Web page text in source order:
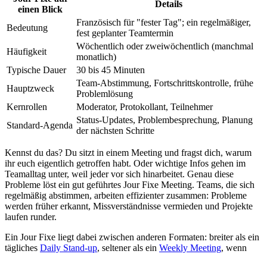
einen Blick
Details
Bedeutung
Französisch für "fester Tag"; ein regelmäßiger,
fest geplanter Teamtermin
Häufigkeit
Wöchentlich oder zweiwöchentlich (manchmal
monatlich)
Typische Dauer
30 bis 45 Minuten
Hauptzweck
Team-Abstimmung, Fortschrittskontrolle, frühe
Problemlösung
Kernrollen
Moderator, Protokollant, Teilnehmer
Standard-Agenda
Status-Updates, Problembesprechung, Planung
der nächsten Schritte
Kennst du das? Du sitzt in einem Meeting und fragst dich, warum
ihr euch eigentlich getroffen habt. Oder wichtige Infos gehen im
Teamalltag unter, weil jeder vor sich hinarbeitet. Genau diese
Probleme löst ein gut geführtes Jour Fixe Meeting. Teams, die sich
regelmäßig abstimmen, arbeiten effizienter zusammen: Probleme
werden früher erkannt, Missverständnisse vermieden und Projekte
laufen runder.
Ein Jour Fixe liegt dabei zwischen anderen Formaten: breiter als ein
tägliches Daily Stand-up, seltener als ein Weekly Meeting, wenn